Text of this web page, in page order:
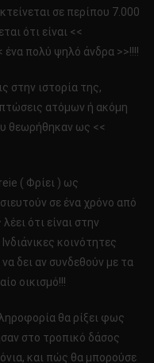
σε περίπου 7.000
ότι είναι <<
ένα πολύ ψηλό άνδρα >>!!!!
στην ιστορία της,
ατόμων ή ακόμη
θεωρήθηκαν ως <<
( Φρίει ) ως
σε ένα χρόνο από
ότι είναι στην
κοινότητες
δει αν συνδεθούν με τα
οικισμό!!!
θα ρίξει φως
στο τροπικό δάσος
και πώς θα μπορούσε